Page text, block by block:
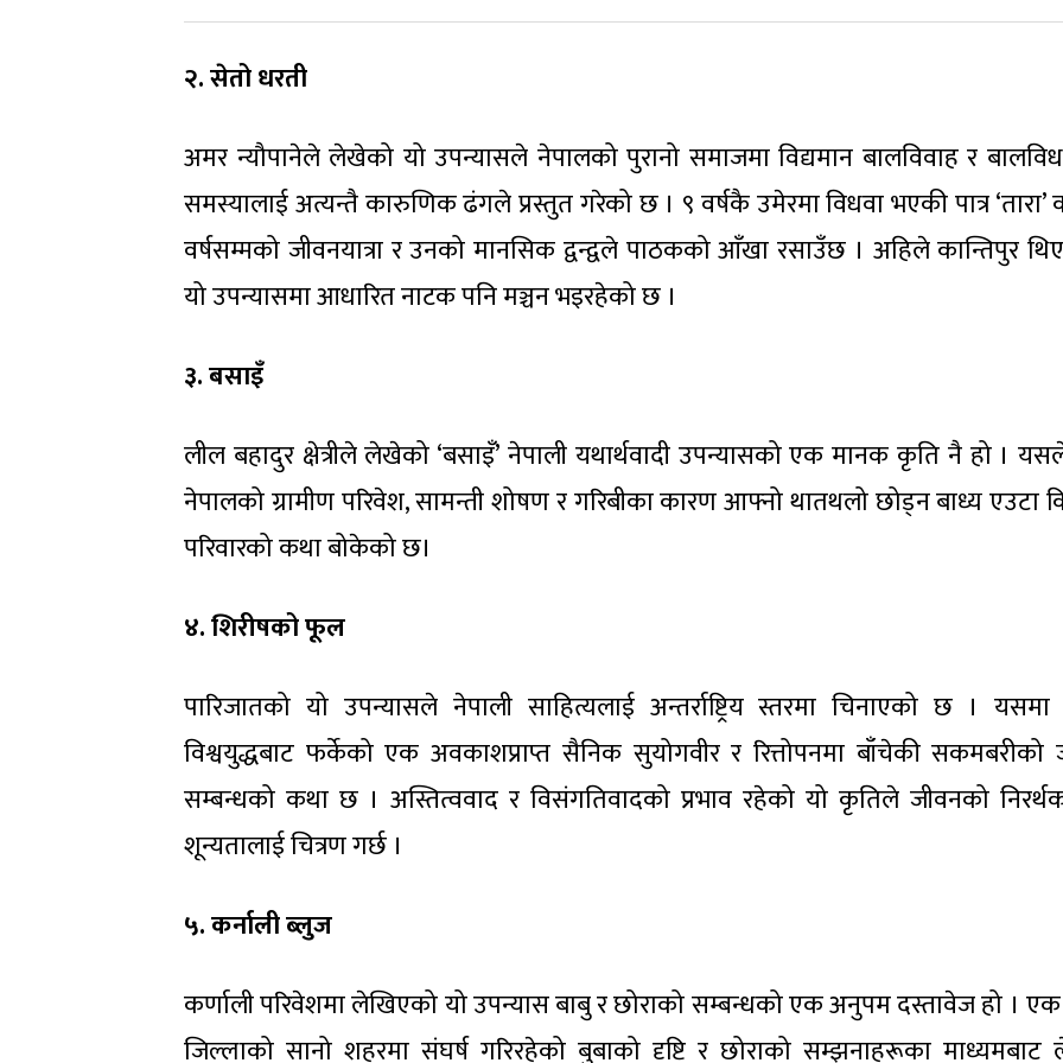
२. सेतो धरती
अमर न्यौपानेले लेखेको यो उपन्यासले नेपालको पुरानो समाजमा विद्यमान बालविवाह र
समस्यालाई अत्यन्तै कारुणिक ढंगले प्रस्तुत गरेको छ । ९ वर्षकै उमेरमा विधवा भएकी पात्र ‘तारा’
वर्षसम्मको जीवनयात्रा र उनको मानसिक द्वन्द्वले पाठकको आँखा रसाउँछ । अहिले कान्तिपुर
यो उपन्यासमा आधारित नाटक पनि मञ्चन भइरहेको छ ।
३. बसाइँ
लील बहादुर क्षेत्रीले लेखेको ‘बसाइँ’ नेपाली यथार्थवादी उपन्यासको एक मानक कृति नै हो ।
नेपालको ग्रामीण परिवेश, सामन्ती शोषण र गरिबीका कारण आफ्नो थातथलो छोड्न बाध्य एउटा
परिवारको कथा बोकेको छ।
४. शिरीषको फूल
पारिजातको यो उपन्यासले नेपाली साहित्यलाई अन्तर्राष्ट्रिय स्तरमा चिनाएको छ । यसमा
विश्वयुद्धबाट फर्केको एक अवकाशप्राप्त सैनिक सुयोगवीर र रित्तोपनमा बाँचेकी सकमबरीको
सम्बन्धको कथा छ । अस्तित्ववाद र विसंगतिवादको प्रभाव रहेको यो कृतिले जीवनको
शून्यतालाई चित्रण गर्छ ।
५. कर्नाली ब्लुज
कर्णाली परिवेशमा लेखिएको यो उपन्यास बाबु र छोराको सम्बन्धको एक अनुपम दस्तावेज हो ।
जिल्लाको सानो शहरमा संघर्ष गरिरहेको बुबाको दृष्टि र छोराको सम्झनाहरूका